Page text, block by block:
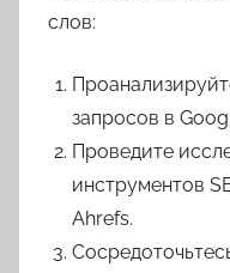
слов:
запросов в
Проведите
инструментов
Ahrefs.